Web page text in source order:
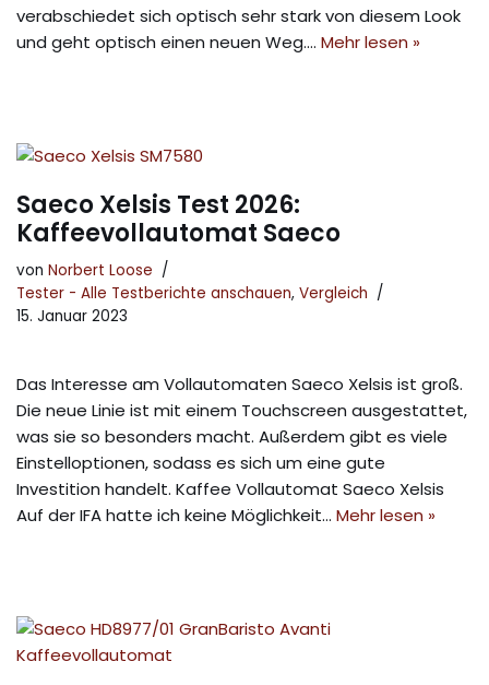
verabschiedet sich optisch sehr stark von diesem Look
und geht optisch einen neuen Weg.… Mehr lesen »
Saeco Xelsis Test 2026:
Kaffeevollautomat Saeco
von Norbert Loose
Tester - Alle Testberichte anschauen, Vergleich
15. Januar 2023
Das Interesse am Vollautomaten Saeco Xelsis ist groß.
Die neue Linie ist mit einem Touchscreen ausgestattet,
was sie so besonders macht. Außerdem gibt es viele
Einstelloptionen, sodass es sich um eine gute
Investition handelt. Kaffee Vollautomat Saeco Xelsis
Auf der IFA hatte ich keine Möglichkeit… Mehr lesen »